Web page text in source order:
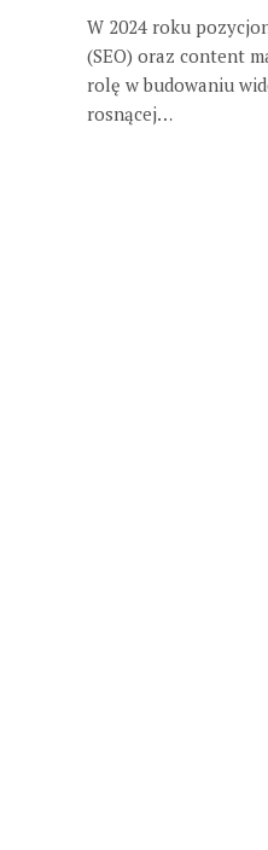
W 2024 roku
(SEO) oraz content
rolę w budowaniu
rosnącej…